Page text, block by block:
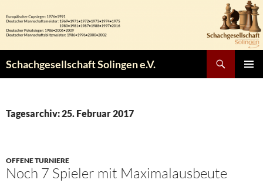
Inhalt
springen
Schachgesellschaft Solingen e.V.
Tagesarchiv: 25. Februar 2017
OFFENE TURNIERE
Noch 7 Spieler mit Maximalausbeute